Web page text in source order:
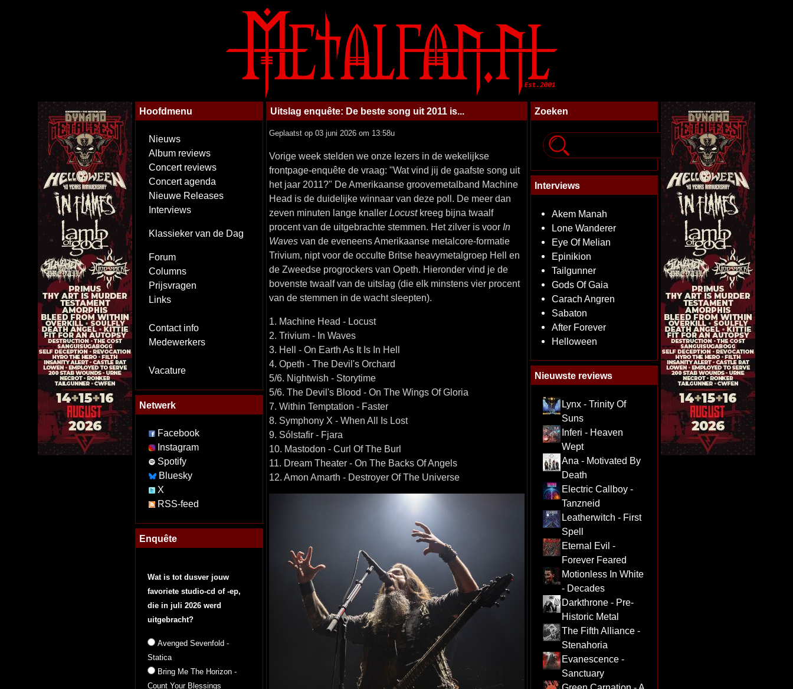
Hoofdmenu
Nieuws
Album reviews
Concert reviews
Concert agenda
Nieuwe Releases
Interviews
Klassieker van de Dag
Forum
Columns
Prijsvragen
Links
Contact info
Medewerkers
Vacature
Netwerk
Facebook
Instagram
Spotify
Bluesky
X
RSS-feed
Enquête
Wat is tot dusver jouw
favoriete studio-cd of -ep,
die in juli 2026 werd
uitgebracht?
Avenged Sevenfold -
Statica
Bring Me The Horizon -
Count Your Blessings
Uitslag enquête: De beste song uit 2011 is...
Geplaatst op 03 juni 2026 om 13:58u
Vorige week stelden we onze lezers in de wekelijkse
frontpage-enquête de vraag: "Wat vind jij de gaafste song uit
het jaar 2011?" De Amerikaanse groovemetalband Machine
Head is de duidelijke winnaar van deze poll. De meer dan
zeven minuten lange knaller Locustkreeg bijna twaalf
procent van de uitgebrachte stemmen. Het zilver is voor In
Wavesvan de eveneens Amerikaanse metalcore-formatie
Trivium, nipt voor de occulte Britse heavymetalgroep Hell en
de Zweedse progrockers van Opeth. Hieronder vind je de
bovenste twaalf van de uitslag (die elk minstens vier procent
van de stemmen in de wacht sleepten).
1. Machine Head - Locust
2. Trivium - In Waves
3. Hell - On Earth As It Is In Hell
4. Opeth - The Devil's Orchard
5/6. Nightwish - Storytime
5/6. The Devil's Blood - On The Wings Of Gloria
7. Within Temptation - Faster
8. Symphony X - When All Is Lost
9. Sólstafir - Fjara
10. Mastodon - Curl Of The Burl
11. Dream Theater - On The Backs Of Angels
12. Amon Amarth - Destroyer Of The Universe
Zoeken
Interviews
Akem Manah
Lone Wanderer
Eye Of Melian
Epinikion
Tailgunner
Gods Of Gaia
Carach Angren
Sabaton
After Forever
Helloween
Nieuwste reviews
Lynx - Trinity Of
Suns
Inferi - Heaven
Wept
Ana - Motivated By
Death
Electric Callboy -
Tanzneid
Leatherwitch - First
Spell
Eternal Evil -
Forever Feared
Motionless In White
- Decades
Darkthrone - Pre-
Historic Metal
The Fifth Alliance -
Stenahoria
Evanescence -
Sanctuary